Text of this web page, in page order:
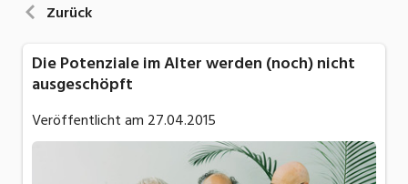
Zurück
Die Potenziale im Alter werden (noch) nicht
ausgeschöpft
Veröffentlicht am 27.04.2015